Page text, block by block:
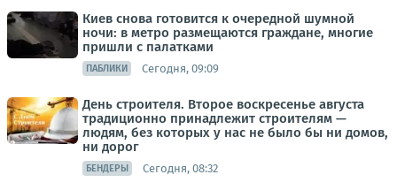
Киев снова готовится к очередной шумной
ночи: в метро размещаются граждане, многие
пришли с палатками
ПАБЛИКИ Сегодня, 09:09
День строителя. Второе воскресенье августа
традиционно принадлежит строителям —
людям, без которых у нас не было бы ни домов,
ни дорог
БЕНДЕРЫ Сегодня, 08:32